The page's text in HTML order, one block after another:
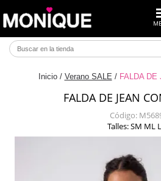
Inicio / Verano SALE / FALDA
FALDA DE JEAN
Código:
Talles: SM ML